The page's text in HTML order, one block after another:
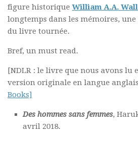
figure historique William A.A.
longtemps dans les mémoires,
du livre tournée.
Bref, un must read.
[NDLR : le livre que nous avons lu
version originale en langue
Books]
Des hommes sans femmes,
avril 2018.